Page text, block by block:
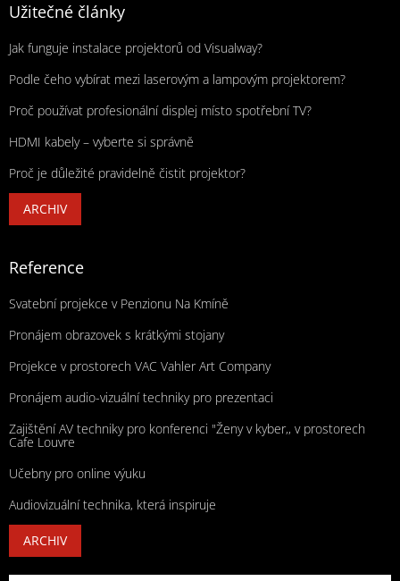
Užitečné články
Jak funguje instalace projektorů od Visualway?
Podle čeho vybírat mezi laserovým a lampovým projektorem?
Proč používat profesionální displej místo spotřební TV?
HDMI kabely – vyberte si správně
Proč je důležité pravidelně čistit projektor?
ARCHIV
Reference
Svatební projekce v Penzionu Na Kmíně
Pronájem obrazovek s krátkými stojany
Projekce v prostorech VAC Vahler Art Company
Pronájem audio-vizuální techniky pro prezentaci
Zajištění AV techniky pro konferenci "Ženy v kyber,, v prostorech
Cafe Louvre
Učebny pro online výuku
Audiovizuální technika, která inspiruje
ARCHIV